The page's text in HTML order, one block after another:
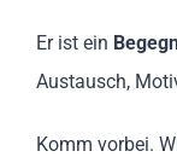
Er ist ein
Austausch,
Komm vorbei.